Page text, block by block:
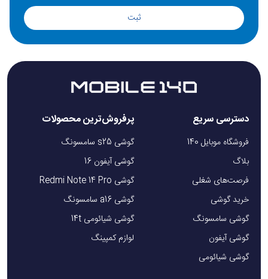
ثبت
دسترسی سریع
فروشگاه موبایل 140
بلاگ
فرصت‌های شغلی
خرید گوشی
گوشی سامسونگ
گوشی آیفون
گوشی شیائومی
پرفروش‌ترین محصولات
گوشی s25 سامسونگ
گوشی آیفون 16
گوشی Redmi Note 14 Pro
گوشی a16 سامسونگ
گوشی شیائومی 14t
لوازم کمپینگ